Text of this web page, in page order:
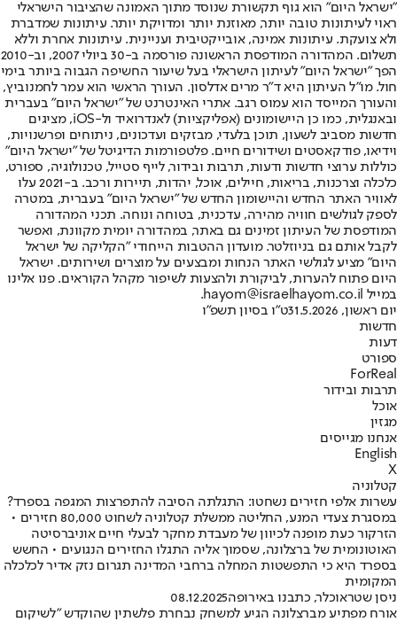
"ישראל היום" הוא גוף תקשורת שנוסד מתוך האמונה שהציבור הישראלי
ראוי לעיתונות טובה יותר, מאוזנת יותר ומדויקת יותר. עיתונות שמדברת
ולא צועקת. עיתונות אמינה, אובייקטיבית ועניינית. עיתונות אחרת וללא
תשלום. המהדורה המודפסת הראשונה פורסמה ב-30 ביולי 2007, וב-2010
הפך "ישראל היום" לעיתון הישראלי בעל שיעור החשיפה הגבוה ביותר בימי
חול. מו"ל העיתון היא ד"ר מרים אדלסון. העורך הראשי הוא עמר לחמנוביץ,
והעורך המייסד הוא עמוס רגב. אתרי האינטרנט של "ישראל היום" בעברית
ובאנגלית, כמו כן היישומונים (אפליקציות) לאנדרואיד ול-iOS, מציגים
חדשות מסביב לשעון, תוכן בלעדי, מבזקים ועדכונים, ניתוחים ופרשנויות,
וידיאו, פודקאסטים ושידורים חיים. פלטפורמות הדיגיטל של "ישראל היום"
כוללות ערוצי חדשות ודעות, תרבות ובידור, לייף סטייל, טכנולוגיה, ספורט,
כלכלה וצרכנות, בריאות, חיילים, אוכל, יהדות, תיירות ורכב. ב-2021 עלו
לאוויר האתר החדש והיישומון החדש של "ישראל היום" בעברית, במטרה
לספק לגולשים חוויה מהירה, עדכנית, בטוחה ונוחה. תכני המהדורה
המודפסת של העיתון זמינים גם באתר, במהדורה יומית מקוונת, ואפשר
לקבל אותם גם בניוזלטר. מועדון ההטבות הייחודי "הקליקה של ישראל
היום" מציע לגולשי האתר הנחות ומבצעים על מוצרים ושירותים. ישראל
היום פתוח להערות, לביקורת ולהצעות לשיפור מקהל הקוראים. פנו אלינו
במייל hayom@israelhayom.co.il.
יום ראשון, 31.5.2026
ט"ו בסיון תשפ"ו
חדשות
דעות
ספורט
ForReal
תרבות ובידור
אוכל
מגזין
אנחנו מגייסים
English
X
קטלוניה
עשרות אלפי חזירים נשחטו: התגלתה הסיבה להתפרצות המגפה בספרד?
במסגרת צעדי המנע, החליטה ממשלת קטלוניה לשחוט 80,000 חזירים •
הזרקור כעת מופנה לכיוון של מעבדת מחקר לבעלי חיים אוניברסיטה
האוטונומית של ברצלונה, שסמוך אליה התגלו החזירים הנגועים • החשש
בספרד היא כי התפשטות המחלה ברחבי המדינה תגרום נזק אדיר לכלכלה
המקומית
ניסן שטראוכלר, כתבנו באירופה08.12.2025
אורח מפתיע מברצלונה הגיע למשחק נבחרת פלשתין שהוקדש "לשיקום